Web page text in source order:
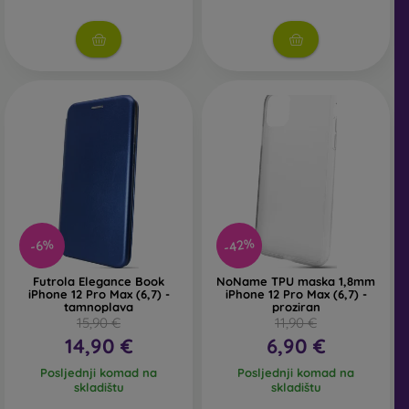
U našoj internetskoj trgovini FOON pronaći ćete desetke
zanimljivih maskica za mobitel izrađenih od različitih
materijala. Dovoljno je samo odabrati onu pravu za sebe.
-6%
Futrola Elegance Book
iPhone 12 Pro Max (6,7) -
tamnoplava
15,90 €
14,90 €
Posljednji komad na
skladištu
-42%
NoName TPU maska 1,8mm
iPhone 12 Pro Max (6,7) -
proziran
11,90 €
6,90 €
Posljednji komad na
skladištu